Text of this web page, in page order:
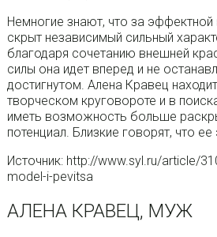
Немногие знают, что за
скрыт независимый сильный
благодаря сочетанию внешней
силы она идет вперед и не
достигнутом. Алена Кравец
творческом круговороте и в
иметь возможность больше
потенциал. Близкие говорят, что
Источник: http://www.syl.ru/article/
model-i-pevitsa
АЛЕНА КРАВЕЦ, МУЖ